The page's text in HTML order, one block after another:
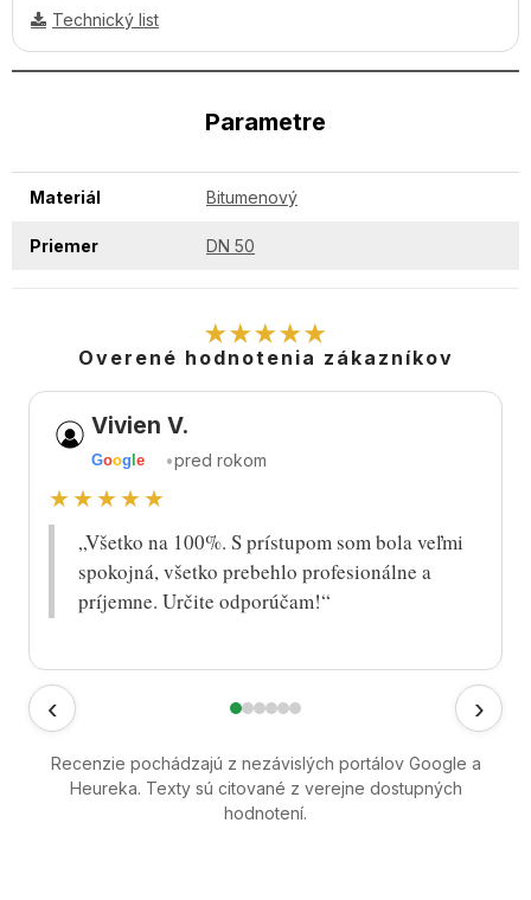
Technický list
Parametre
Materiál Bitumenový
Priemer DN 50
★★★★★
Overené hodnotenia zákazníkov
‹
Vivien V.
Goog le •pred rokom
★★★★★
„Všetko na 100%. S prístupom som bola veľmi
spokojná, všetko prebehlo profesionálne a
príjemne. Určite odporúčam!“
›
Recenzie pochádzajú z nezávislých portálov Google a
Heureka. Texty sú citované z verejne dostupných
hodnotení.